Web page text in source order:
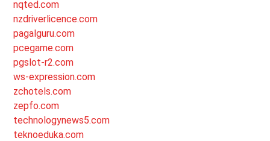
nqted.com
nzdriverlicence.com
pagalguru.com
pcegame.com
pgslot-r2.com
ws-expression.com
zchotels.com
zepfo.com
technologynews5.com
teknoeduka.com